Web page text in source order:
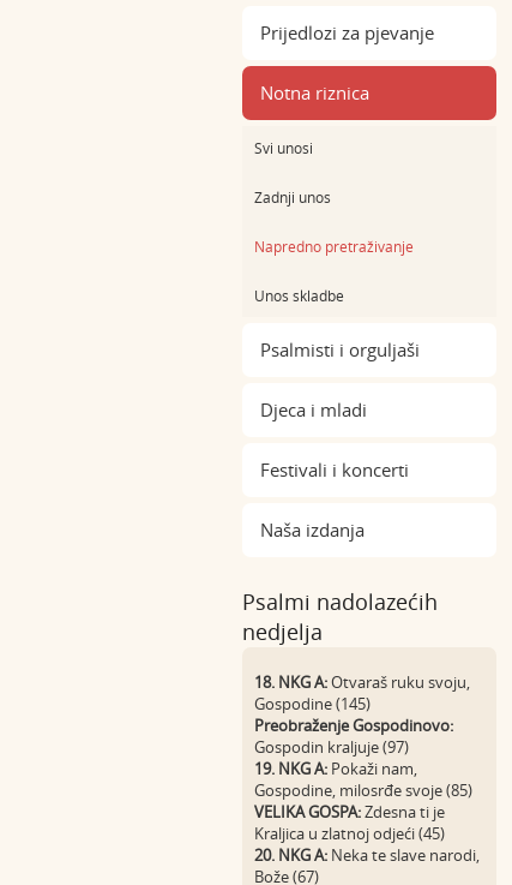
Prijedlozi za pjevanje
Notna riznica
Svi unosi
Zadnji unos
Napredno pretraživanje
Unos skladbe
Psalmisti i orguljaši
Djeca i mladi
Festivali i koncerti
Naša izdanja
Psalmi nadolazećih
nedjelja
18. NKG A:Otvaraš ruku svoju,
Gospodine (145)
Preobraženje Gospodinovo:
Gospodin kraljuje (97)
19. NKG A: Pokaži nam,
Gospodine, milosrđe svoje (85)
VELIKA GOSPA:Zdesna ti je
Kraljica u zlatnoj odjeći (45)
20. NKG A: Neka te slave narodi,
Bože (67)